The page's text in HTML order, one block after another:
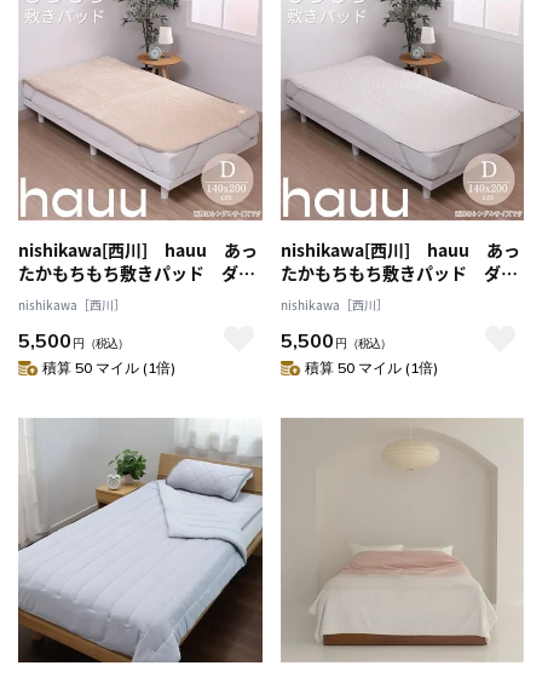
nishikawa[西川] hauu あっ
たかもちもち敷きパッド ダブ
ル ベージュ 送料込み
nishikawa［西川］
5,500 円 （税込）
積算 50 マイル (1倍)
nishikawa[西川] hauu あっ
たかもちもち敷きパッド ダブ
ル アイボリー 送料込み
nishikawa［西川］
5,500 円 （税込）
積算 50 マイル (1倍)